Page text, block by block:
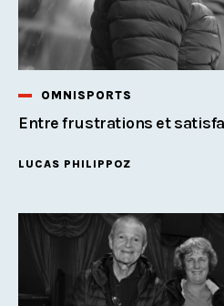
OMNISPORTS
Entre frustrations et
LUCAS PHILIPPOZ